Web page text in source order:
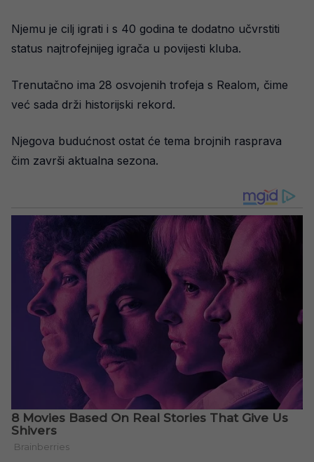
Njemu je cilj igrati i s 40 godina te dodatno učvrstiti
status najtrofejnijeg igrača u povijesti kluba.
Trenutačno ima 28 osvojenih trofeja s Realom, čime
već sada drži historijski rekord.
Njegova budućnost ostat će tema brojnih rasprava
čim završi aktualna sezona.